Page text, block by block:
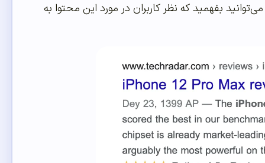
بفهمید که نظر کاربران در مورد این محتوا به